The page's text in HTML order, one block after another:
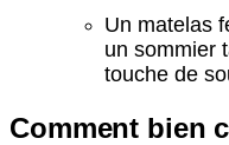
Un matelas
un sommier
touche de
Comment bien